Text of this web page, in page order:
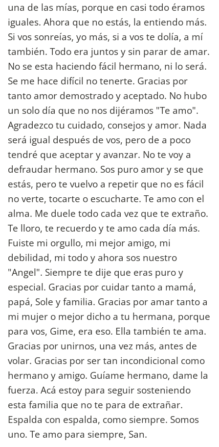
una de las mías, porque en casi todo éramos
iguales. Ahora que no estás, la entiendo más.
Si vos sonreías, yo más, si a vos te dolía, a mí
también. Todo era juntos y sin parar de amar.
No se esta haciendo fácil hermano, ni lo será.
Se me hace difícil no tenerte. Gracias por
tanto amor demostrado y aceptado. No hubo
un solo día que no nos dijéramos "Te amo".
Agradezco tu cuidado, consejos y amor. Nada
será igual después de vos, pero de a poco
tendré que aceptar y avanzar. No te voy a
defraudar hermano. Sos puro amor y se que
estás, pero te vuelvo a repetir que no es fácil
no verte, tocarte o escucharte. Te amo con el
alma. Me duele todo cada vez que te extraño.
Te lloro, te recuerdo y te amo cada día más.
Fuiste mi orgullo, mi mejor amigo, mi
debilidad, mi todo y ahora sos nuestro
"Angel". Siempre te dije que eras puro y
especial. Gracias por cuidar tanto a mamá,
papá, Sole y familia. Gracias por amar tanto a
mi mujer o mejor dicho a tu hermana, porque
para vos, Gime, era eso. Ella también te ama.
Gracias por unirnos, una vez más, antes de
volar. Gracias por ser tan incondicional como
hermano y amigo. Guíame hermano, dame la
fuerza. Acá estoy para seguir sosteniendo
esta familia que no te para de extrañar.
Espalda con espalda, como siempre. Somos
uno. Te amo para siempre, San.